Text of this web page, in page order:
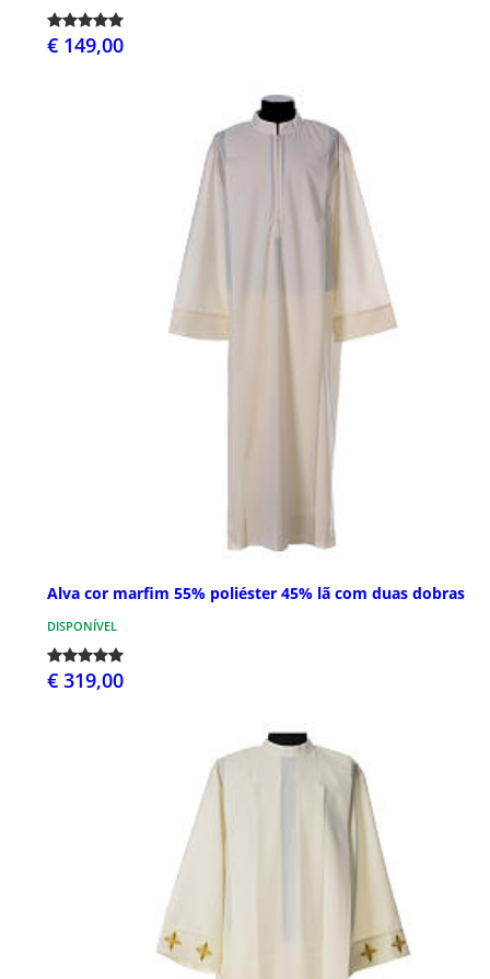
€ 149,00
Alva cor marfim 55% poliéster 45% lã com duas dobras
DISPONÍVEL
€ 319,00